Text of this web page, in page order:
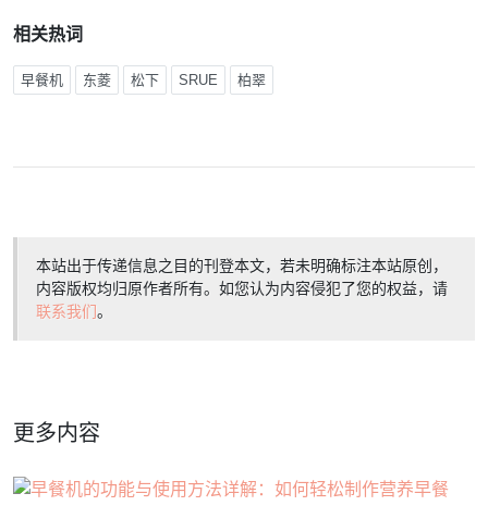
相关热词
早餐机 东菱 松下 SRUE 柏翠
本站出于传递信息之目的刊登本文，若未明确标注本站原创，
内容版权均归原作者所有。如您认为内容侵犯了您的权益，请
联系我们。
更多内容